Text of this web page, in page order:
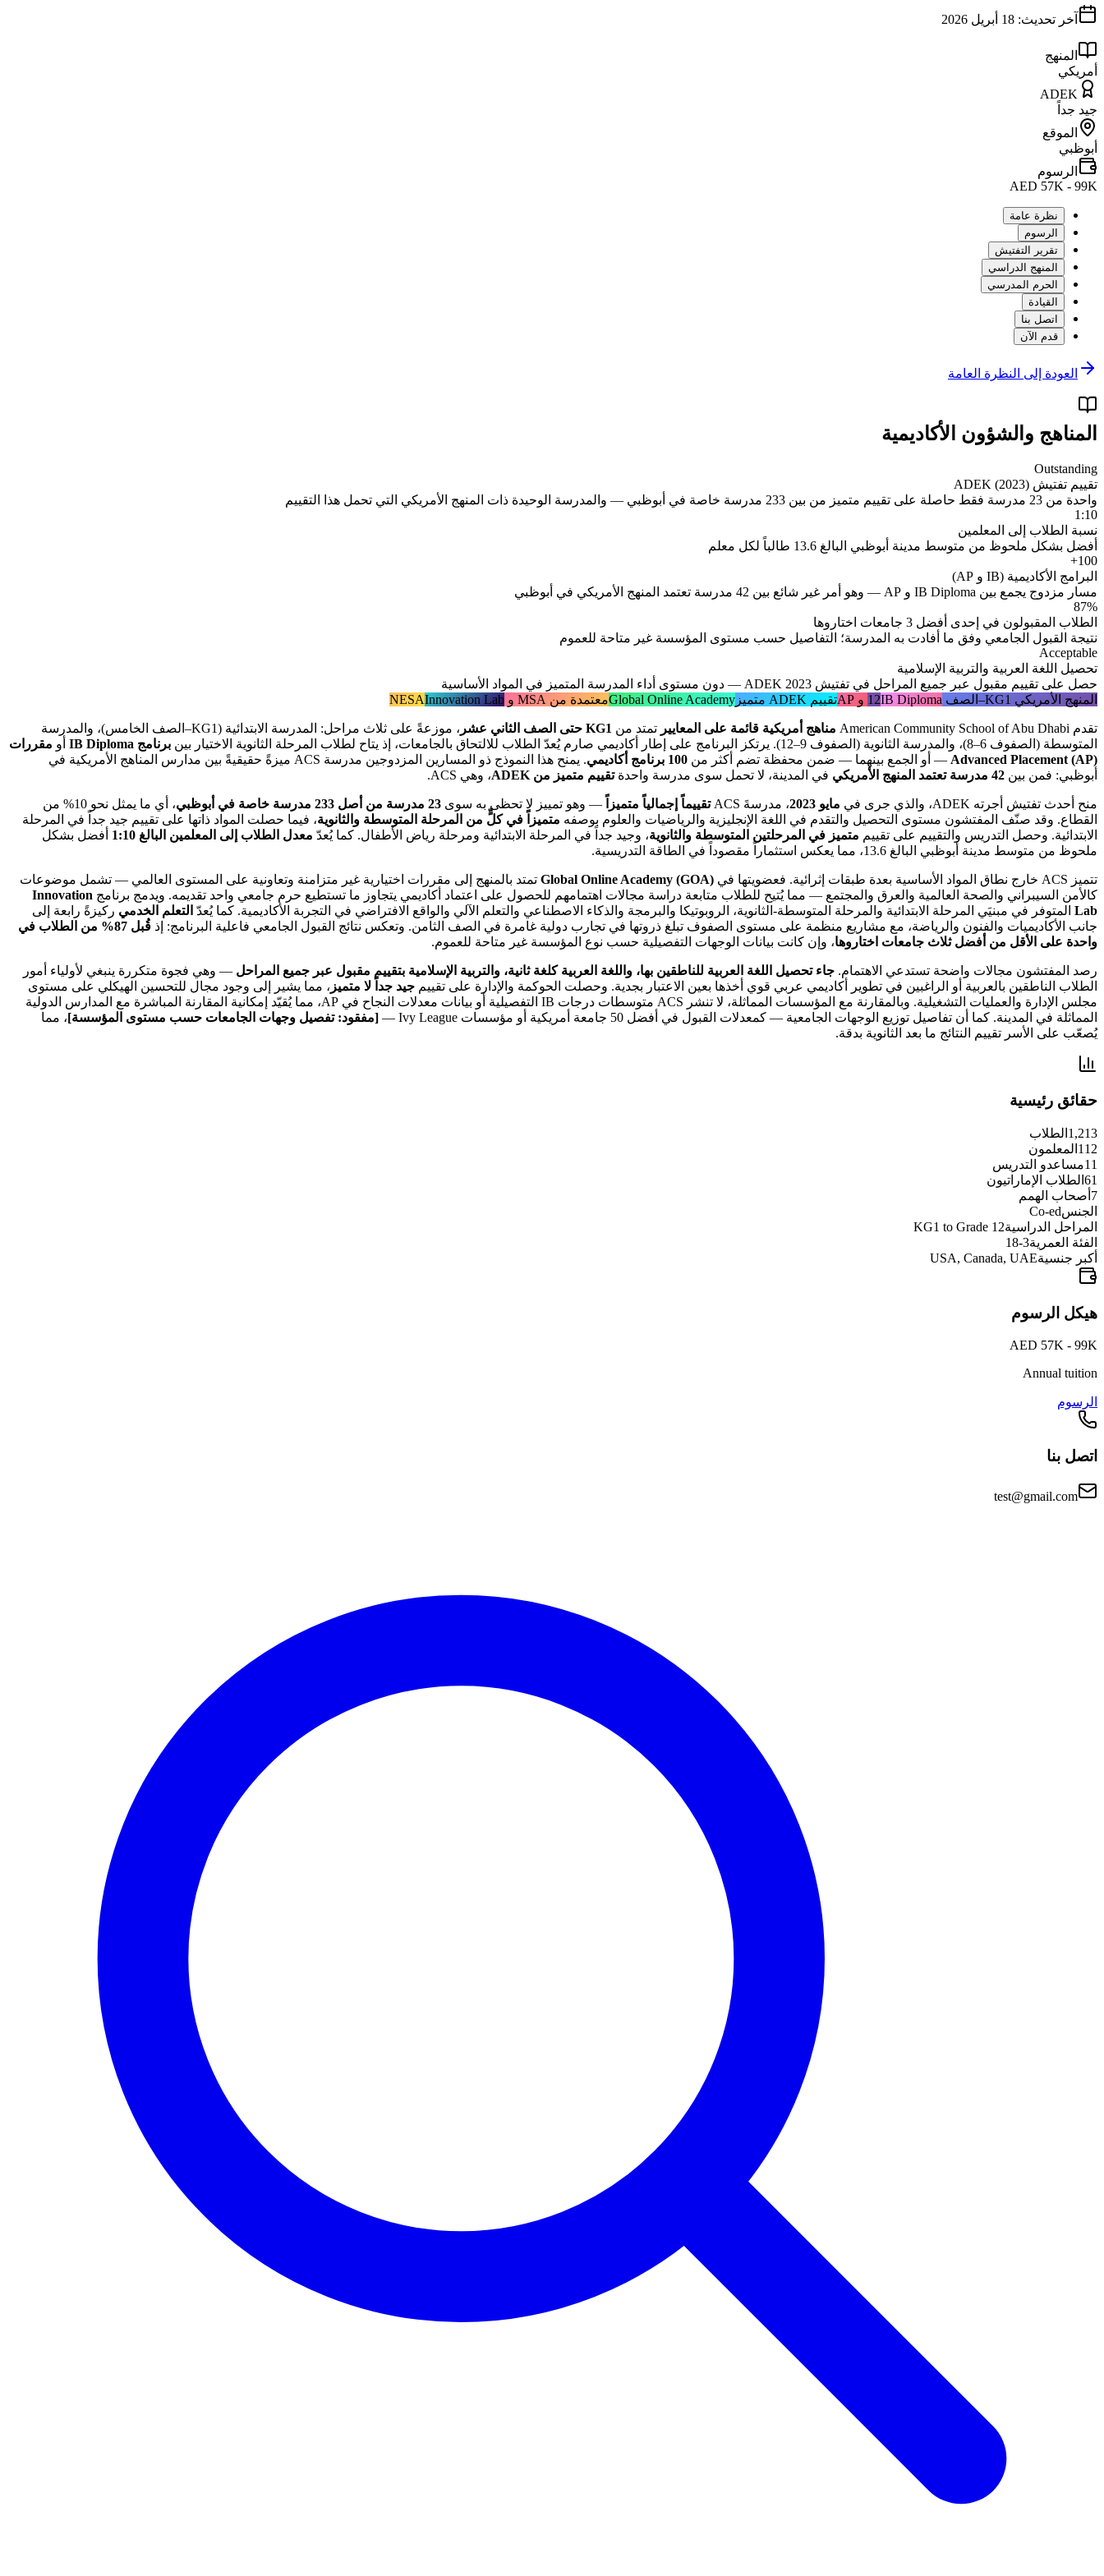
آخر تحديث: 18 أبريل 2026
المنهج
أمريكي
ADEK
جيد جداً
الموقع
أبوظبي
الرسوم
AED 57K - 99K
نظرة عامة
الرسوم
تقرير التفتيش
المنهج الدراسي
الحرم المدرسي
القيادة
اتصل بنا
قدم الآن
العودة إلى النظرة العامة
المناهج والشؤون الأكاديمية
Outstanding
تقييم تفتيش ADEK (2023)
واحدة من 23 مدرسة فقط حاصلة على تقييم متميز من بين 233 مدرسة خاصة في أبوظبي — والمدرسة الوحيدة ذات المنهج الأمريكي التي تحمل هذا التقييم
1:10
نسبة الطلاب إلى المعلمين
أفضل بشكل ملحوظ من متوسط مدينة أبوظبي البالغ 13.6 طالباً لكل معلم
100+
البرامج الأكاديمية (IB و AP)
مسار مزدوج يجمع بين IB Diploma و AP — وهو أمر غير شائع بين 42 مدرسة تعتمد المنهج الأمريكي في أبوظبي
87%
الطلاب المقبولون في إحدى أفضل 3 جامعات اختاروها
نتيجة القبول الجامعي وفق ما أفادت به المدرسة؛ التفاصيل حسب مستوى المؤسسة غير متاحة للعموم
Acceptable
تحصيل اللغة العربية والتربية الإسلامية
حصل على تقييم مقبول عبر جميع المراحل في تفتيش ADEK 2023 — دون مستوى أداء المدرسة المتميز في المواد الأساسية
المنهج الأمريكي KG1–الصف 12
IB Diploma و AP تقييم ADEK متميز Global Online Academyمعتمدة من MSA و NESA Innovation Lab
تقدم American Community School of Abu Dhabi مناهج أمريكية قائمة على المعايير تمتد من KG1 حتى الصف الثاني عشر
، موزعةً على ثلاث مراحل: المدرسة الابتدائية (KG1–الصف الخامس)، والمدرسة
المتوسطة (الصفوف 6–8)، والمدرسة الثانوية (الصفوف 9–12). يرتكز البرنامج على إطار أكاديمي صارم يُعدّ الطلاب للالتحاق بالجامعات، إذ يتاح لطلاب المرحلة الثانوية الاختيار بين
برنامج IB Diploma أو مقررات
Advanced Placement (AP) — أو الجمع بينهما — ضمن محفظة تضم أكثر من 100 برنامج أكاديمي
. يمنح هذا النموذج ذو المسارين المزدوجين مدرسة ACS ميزةً حقيقيةً بين مدارس المناهج الأمريكية في
أبوظبي: فمن بين 42 مدرسة تعتمد المنهج الأمريكي في المدينة، لا تحمل سوى مدرسة واحدةتقييم متميز من ADEK ، وهي ACS.
منح أحدث تفتيش أجرته ADEK، والذي جرى في مايو 2023 ، مدرسةَ ACS تقييماً إجمالياً متميزاً — وهو تمييز لا تحظى به سوى 23 مدرسة من أصل 233 مدرسة خاصة في أبوظبي
، أي ما يمثل نحو 10% من
القطاع. وقد صنّف المفتشون مستوى التحصيل والتقدم في اللغة الإنجليزية والرياضيات والعلوم بوصفه متميزاً في كلٍّ من المرحلة المتوسطة والثانوية، فيما حصلت المواد ذاتها على تقييم جيد جداً في المرحلة
الابتدائية. وحصل التدريس والتقييم على تقييم متميز في المرحلتين المتوسطة والثانوية، وجيد جداً في المرحلة الابتدائية ومرحلة رياض الأطفال. كما يُعدّ معدل الطلاب إلى المعلمين البالغ 1:10
أفضل بشكل
ملحوظ من متوسط مدينة أبوظبي البالغ 13.6، مما يعكس استثماراً مقصوداً في الطاقة التدريسية.
تتميز ACS خارج نطاق المواد الأساسية بعدة طبقات إثرائية. فعضويتها في Global Online Academy (GOA) تمتد بالمنهج إلى مقررات اختيارية غير متزامنة وتعاونية على المستوى العالمي — تشمل موضوعات
كالأمن السيبراني والصحة العالمية والعرق والمجتمع — مما يُتيح للطلاب متابعة دراسة مجالات اهتمامهم للحصول على اعتماد أكاديمي يتجاوز ما تستطيع حرم جامعي واحد تقديمه. ويدمج برنامج Innovation
Lab المتوفر في مبنيَي المرحلة الابتدائية والمرحلة المتوسطة-الثانوية، الروبوتيكا والبرمجة والذكاء الاصطناعي والتعلم الآلي والواقع الافتراضي في التجربة الأكاديمية. كما يُعدّ التعلم الخدمي ركيزةً رابعة إلى
جانب الأكاديميات والفنون والرياضة، مع مشاريع منظمة على مستوى الصفوف تبلغ ذروتها في تجارب دولية غامرة في الصف الثامن. وتعكس نتائج القبول الجامعي فاعلية البرنامج: إذ
قُبل 87% من الطلاب في
واحدة على الأقل من أفضل ثلاث جامعات اختاروها، وإن كانت بيانات الوجهات التفصيلية حسب نوع المؤسسة غير متاحة للعموم.
رصد المفتشون مجالات واضحة تستدعي الاهتمام. جاء تحصيل اللغة العربية للناطقين بها، واللغة العربية كلغة ثانية، والتربية الإسلامية بتقييم مقبول عبر جميع المراحل — وهي فجوة متكررة ينبغي لأولياء أمور
الطلاب الناطقين بالعربية أو الراغبين في تطوير أكاديمي عربي قوي أخذها بعين الاعتبار بجدية. وحصلت الحوكمة والإدارة على تقييم جيد جداً لا متميز ، مما يشير إلى وجود مجال للتحسين الهيكلي على مستوى
مجلس الإدارة والعمليات التشغيلية. وبالمقارنة مع المؤسسات المماثلة، لا تنشر ACS متوسطات درجات IB التفصيلية أو بيانات معدلات النجاح في AP، مما يُقيّد إمكانية المقارنة المباشرة مع المدارس الدولية
المماثلة في المدينة. كما أن تفاصيل توزيع الوجهات الجامعية — كمعدلات القبول في أفضل 50 جامعة أمريكية أو مؤسسات Ivy League —
[مفقود: تفصيل وجهات الجامعات حسب مستوى المؤسسة]، مما
يُصعّب على الأسر تقييم النتائج ما بعد الثانوية بدقة.
حقائق رئيسية
1,213 الطلاب
112 المعلمون
11مساعدو التدريس
61 الطلاب الإماراتيون
7 أصحاب الهمم
الجنسCo-ed
المراحل الدراسيةKG1 to Grade 12
الفئة العمرية3-18
أكبر جنسيةUSA, Canada, UAE
هيكل الرسوم
AED 57K - 99K
Annual tuition
الرسوم
اتصل بنا
test@gmail.com